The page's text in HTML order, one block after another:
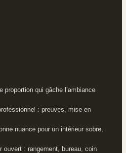
proportion qui gâche l’ambiance
: preuves, mise en
nuance pour un intérieur sobre,
ouvert : rangement, bureau, coin